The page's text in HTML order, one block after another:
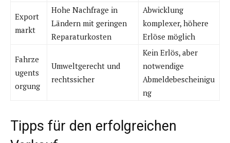
Export
markt
Hohe Nachfrage in
Ländern mit geringen
Reparaturkosten
Abwicklung
komplexer, höhere
Erlöse möglich
Fahrze
ugents
orgung
Umweltgerecht und
rechtssicher
Kein Erlös, aber
notwendige
Abmeldebescheinigu
ng
Tipps für den erfolgreichen